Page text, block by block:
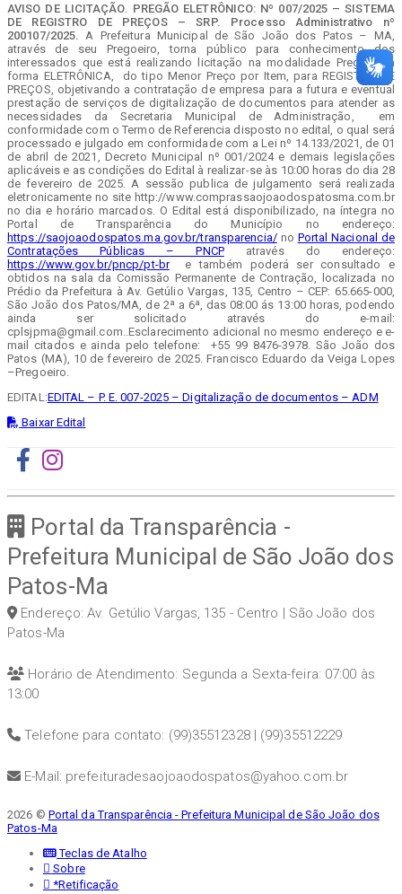
AVISO DE LICITAÇÃO. PREGÃO ELETRÔNICO: Nº 007/2025 – SISTEMA
DE REGISTRO DE PREÇOS – SRP. Processo Administrativo nº
200107/2025. A Prefeitura Municipal de São João dos Patos – MA,
através de seu Pregoeiro, torna público para conhecimento dos
interessados que está realizando licitação na modalidade Pregão, na
forma ELETRÔNICA, do tipo Menor Preço por Item, para REGISTRO DE
PREÇOS, objetivando a contratação de empresa para a futura e eventual
prestação de serviços de digitalização de documentos para atender as
necessidades da Secretaria Municipal de Administração, em
conformidade com o Termo de Referencia disposto no edital, o qual será
processado e julgado em conformidade com a Lei nº 14.133/2021, de 01
de abril de 2021, Decreto Municipal nº 001/2024 e demais legislações
aplicáveis e as condições do Edital à realizar-se às 10:00 horas do dia 28
de fevereiro de 2025. A sessão publica de julgamento será realizada
eletronicamente no site http://www.comprassaojoaodospatosma.com.br
no dia e horário marcados. O Edital está disponibilizado, na íntegra no
Portal de Transparência do Município no endereço:
https://saojoaodospatos.ma.gov.br/transparencia/no Portal Nacional de
Contratações Públicas – PNCPatravés do endereço:
https://www.gov.br/pncp/pt-bre também poderá ser consultado e
obtidos na sala da Comissão Permanente de Contração, localizada no
Prédio da Prefeitura à Av. Getúlio Vargas, 135, Centro – CEP: 65.665-000,
São João dos Patos/MA, de 2ª a 6ª, das 08:00 ás 13:00 horas, podendo
ainda ser solicitado através do e-mail:
cplsjpma@gmail.com..Esclarecimento adicional no mesmo endereço e e-
mail citados e ainda pelo telefone: +55 99 8476-3978. São João dos
Patos (MA), 10 de fevereiro de 2025. Francisco Eduardo da Veiga Lopes
–Pregoeiro.
EDITAL:EDITAL – P. E. 007-2025 – Digitalização de documentos – ADM
Baixar Edital
Portal da Transparência -
Prefeitura Municipal de São João dos
Patos-Ma
Endereço: Av. Getúlio Vargas, 135 - Centro | São João dos
Patos-Ma
Horário de Atendimento: Segunda a Sexta-feira: 07:00 às
13:00
Telefone para contato: (99)35512328 | (99)35512229
E-Mail: prefeituradesaojoaodospatos@yahoo.com.br
2026 © Portal da Transparência - Prefeitura Municipal de São João dos
Patos-Ma
Teclas de Atalho
Sobre
*Retificação